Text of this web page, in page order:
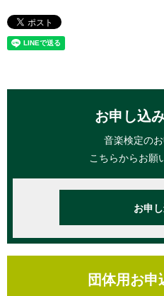
お申し込
音楽検定の
こちらからお願
お申
団体用お申